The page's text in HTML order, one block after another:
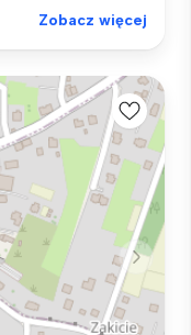
Zobacz więcej